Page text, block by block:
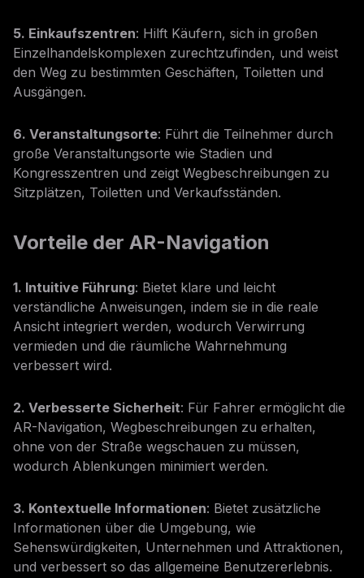
5. Einkaufszentren: Hilft Käufern, sich in großen
Einzelhandelskomplexen zurechtzufinden, und weist
den Weg zu bestimmten Geschäften, Toiletten und
Ausgängen.
6. Veranstaltungsorte: Führt die Teilnehmer durch
große Veranstaltungsorte wie Stadien und
Kongresszentren und zeigt Wegbeschreibungen zu
Sitzplätzen, Toiletten und Verkaufsständen.
Vorteile der AR-Navigation
1. Intuitive Führung: Bietet klare und leicht
verständliche Anweisungen, indem sie in die reale
Ansicht integriert werden, wodurch Verwirrung
vermieden und die räumliche Wahrnehmung
verbessert wird.
2. Verbesserte Sicherheit: Für Fahrer ermöglicht die
AR-Navigation, Wegbeschreibungen zu erhalten,
ohne von der Straße wegschauen zu müssen,
wodurch Ablenkungen minimiert werden.
3. Kontextuelle Informationen: Bietet zusätzliche
Informationen über die Umgebung, wie
Sehenswürdigkeiten, Unternehmen und Attraktionen,
und verbessert so das allgemeine Benutzererlebnis.